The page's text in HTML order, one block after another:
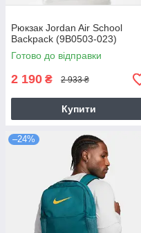
Рюкзак Jordan Air School
Backpack (9B0503-023)
Готово до відправки
2 190 ₴ 2 933 ₴
Купити
–24%